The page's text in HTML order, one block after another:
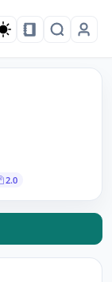
2.0